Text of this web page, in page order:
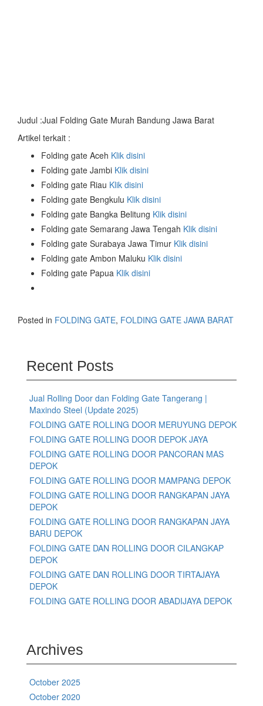
Judul :Jual Folding Gate Murah Bandung Jawa Barat
Artikel terkait :
Folding gate Aceh Klik disini
Folding gate Jambi Klik disini
Folding gate Riau Klik disini
Folding gate Bengkulu Klik disini
Folding gate Bangka Belitung Klik disini
Folding gate Semarang Jawa Tengah Klik disini
Folding gate Surabaya Jawa Timur Klik disini
Folding gate Ambon Maluku Klik disini
Folding gate Papua Klik disini
Posted in FOLDING GATE, FOLDING GATE JAWA BARAT
Recent Posts
Jual Rolling Door dan Folding Gate Tangerang |
Maxindo Steel (Update 2025)
FOLDING GATE ROLLING DOOR MERUYUNG DEPOK
FOLDING GATE ROLLING DOOR DEPOK JAYA
FOLDING GATE ROLLING DOOR PANCORAN MAS
DEPOK
FOLDING GATE ROLLING DOOR MAMPANG DEPOK
FOLDING GATE ROLLING DOOR RANGKAPAN JAYA
DEPOK
FOLDING GATE ROLLING DOOR RANGKAPAN JAYA
BARU DEPOK
FOLDING GATE DAN ROLLING DOOR CILANGKAP
DEPOK
FOLDING GATE DAN ROLLING DOOR TIRTAJAYA
DEPOK
FOLDING GATE ROLLING DOOR ABADIJAYA DEPOK
Archives
October 2025
October 2020